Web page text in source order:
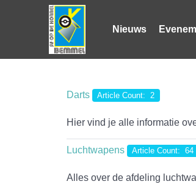
Nieuws
Darts Article Count: 2
Hier vind je alle informatie
Luchtwapens Article Count: 64
Alles over de afdeling